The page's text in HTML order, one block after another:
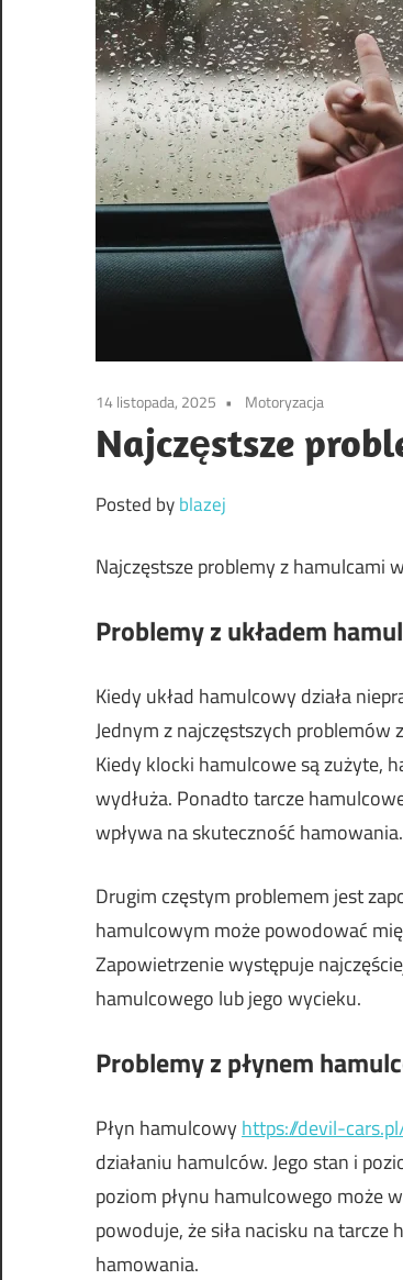
14 listopada, 2025 Motoryzacja
Najczęstsze
Posted byblazej
Najczęstsze problemy z hamulcami
Problemy z układem
Kiedy układ hamulcowy działa
Jednym z najczęstszych
Kiedy klocki hamulcowe są zużyte,
wydłuża. Ponadto tarcze
wpływa na skuteczność hamowania.
Drugim częstym problemem jest
hamulcowym może powodować
Zapowietrzenie występuje
hamulcowego lub jego wycieku.
Problemy z płynem
Płyn hamulcowyhttps://devil-
działaniu hamulców. Jego stan i
poziom płynu hamulcowego może
powoduje, że siła nacisku na
hamowania.